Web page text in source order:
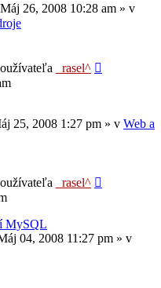
26, 2008 10:28 am » v
_rasel^
25, 2008 1:27 pm » v Web a
_rasel^
MySQL
04, 2008 11:27 pm » v